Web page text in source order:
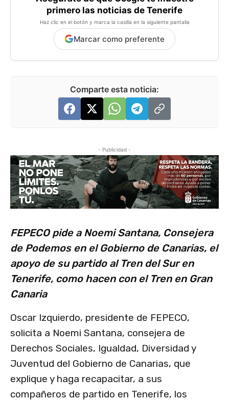
primero las noticias de Tenerife
Haz clic en el botón y marca la casilla en la siguiente pantalla
Marcar como preferente
Comparte esta noticia:
- Publicidad -
FEPECO pide a Noemi Santana, Consejera
de Podemos en el Gobierno de Canarias, el
apoyo de su partido al Tren del Sur en
Tenerife, como hacen con el Tren en Gran
Canaria
Oscar Izquierdo, presidente de FEPECO,
solicita a Noemi Santana, consejera de
Derechos Sociales, Igualdad, Diversidad y
Juventud del Gobierno de Canarias, que
explique y haga recapacitar, a sus
compañeros de partido en Tenerife, los